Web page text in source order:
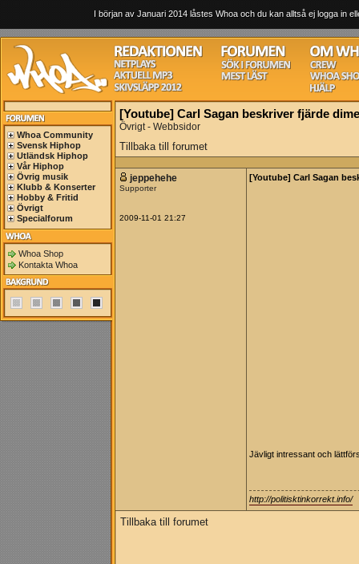
I början av Januari 2014 låstes Whoa och du kan alltså ej logga in
Whoa Community
Svensk Hiphop
Utländsk Hiphop
Vår Hiphop
Övrig musik
Klubb & Konserter
Hobby & Fritid
Övrigt
Specialforum
Whoa Shop
Kontakta Whoa
[Youtube] Carl Sagan beskriver fjärde
Övrigt - Webbsidor
Tillbaka till forumet
jeppehehe
Supporter
2009-11-01 21:27
[Youtube] Carl Sagan
Jävligt intressant och
http://politisktinkorrekt.info/
Tillbaka till forumet